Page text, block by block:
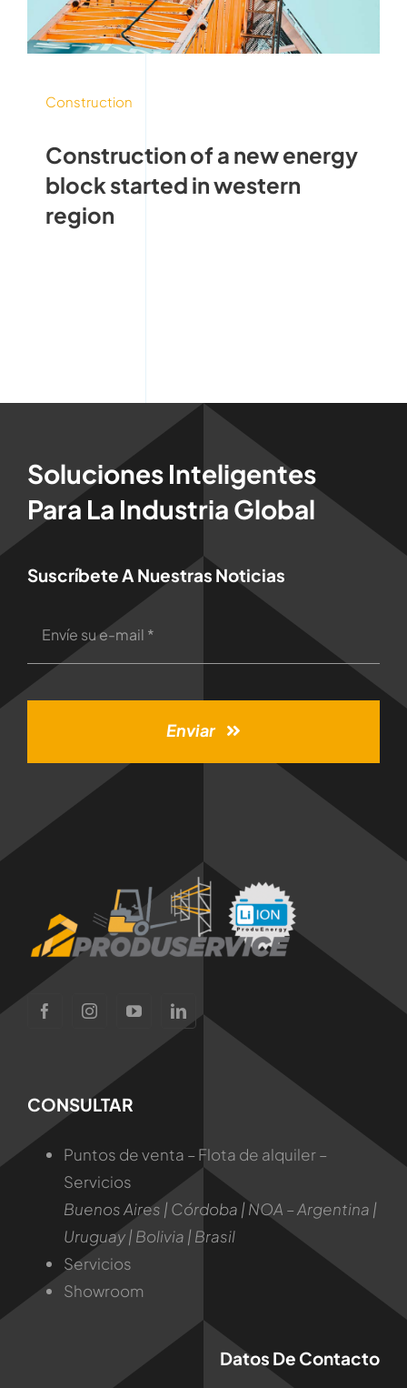
Construction
Construction of a new energy
block started in western
region
Soluciones Inteligentes
Para La Industria Global
Suscríbete A Nuestras Noticias
Enviar
CONSULTAR
Puntos de venta – Flota de alquiler –
Servicios
Buenos Aires | Córdoba | NOA – Argentina |
Uruguay | Bolivia | Brasil
Servicios
Showroom
Datos De Contacto